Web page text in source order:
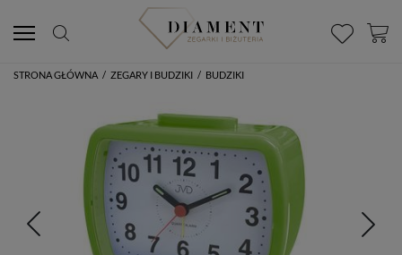
STRONA GŁÓWNA / ZEGARY I BUDZIKI / BUDZIKI